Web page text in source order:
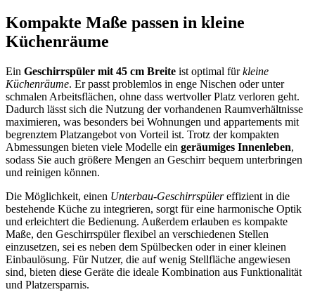
Kompakte Maße passen in kleine
Küchenräume
Ein Geschirrspüler mit 45 cm Breite ist optimal fürkleine
Küchenräume. Er passt problemlos in enge Nischen oder unter
schmalen Arbeitsflächen, ohne dass wertvoller Platz verloren geht.
Dadurch lässt sich die Nutzung der vorhandenen Raumverhältnisse
maximieren, was besonders bei Wohnungen und appartements mit
begrenztem Platzangebot von Vorteil ist. Trotz der kompakten
Abmessungen bieten viele Modelle ein geräumiges Innenleben,
sodass Sie auch größere Mengen an Geschirr bequem unterbringen
und reinigen können.
Die Möglichkeit, einen Unterbau-Geschirrspülereffizient in die
bestehende Küche zu integrieren, sorgt für eine harmonische Optik
und erleichtert die Bedienung. Außerdem erlauben es kompakte
Maße, den Geschirrspüler flexibel an verschiedenen Stellen
einzusetzen, sei es neben dem Spülbecken oder in einer kleinen
Einbaulösung. Für Nutzer, die auf wenig Stellfläche angewiesen
sind, bieten diese Geräte die ideale Kombination aus Funktionalität
und Platzersparnis.